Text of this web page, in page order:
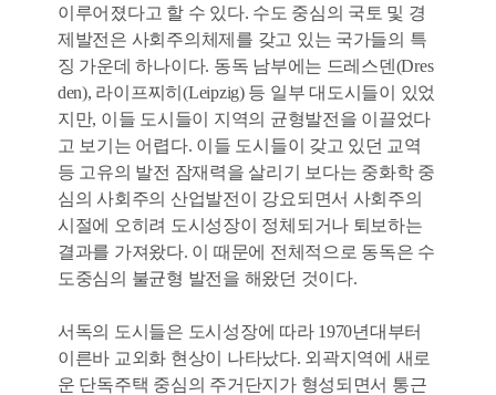
이루어졌다고 할 수 있다. 수도 중심의 국토 및 경
제발전은 사회주의체제를 갖고 있는 국가들의 특
징 가운데 하나이다. 동독 남부에는 드레스덴(Dres
den), 라이프찌히(Leipzig) 등 일부 대도시들이 있었
지만, 이들 도시들이 지역의 균형발전을 이끌었다
고 보기는 어렵다. 이들 도시들이 갖고 있던 교역
등 고유의 발전 잠재력을 살리기 보다는 중화학 중
심의 사회주의 산업발전이 강요되면서 사회주의
시절에 오히려 도시성장이 정체되거나 퇴보하는
결과를 가져왔다. 이 때문에 전체적으로 동독은 수
도중심의 불균형 발전을 해왔던 것이다.
서독의 도시들은 도시성장에 따라 1970년대부터
이른바 교외화 현상이 나타났다. 외곽지역에 새로
운 단독주택 중심의 주거단지가 형성되면서 통근